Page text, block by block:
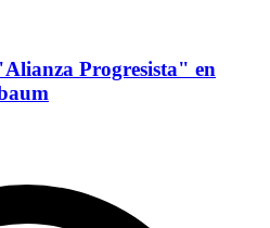
Progresista" en